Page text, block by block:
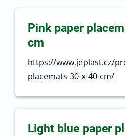
Pink paper
cm
https://www.jeplast.cz/
placemats-30-x-40-cm/
Light blue paper